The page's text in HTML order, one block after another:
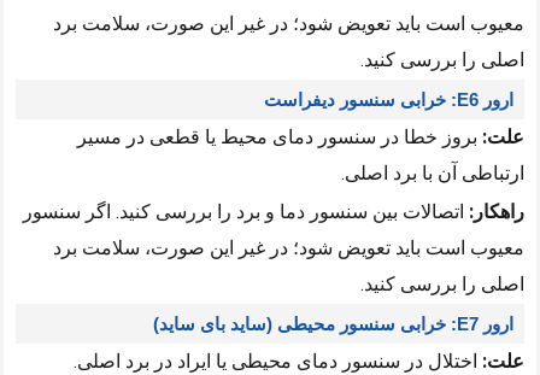
معیوب است باید تعویض شود؛ در غیر این صورت، سلامت برد
اصلی را بررسی کنید.
ارور E6: خرابی سنسور دیفراست
علت: بروز خطا در سنسور دمای محیط یا قطعی در مسیر
ارتباطی آن با برد اصلی.
راهکار: اتصالات بین سنسور دما و برد را بررسی کنید. اگر سنسور
معیوب است باید تعویض شود؛ در غیر این صورت، سلامت برد
اصلی را بررسی کنید.
ارور E7: خرابی سنسور محیطی (ساید بای ساید)
علت: اختلال در سنسور دمای محیطی یا ایراد در برد اصلی.